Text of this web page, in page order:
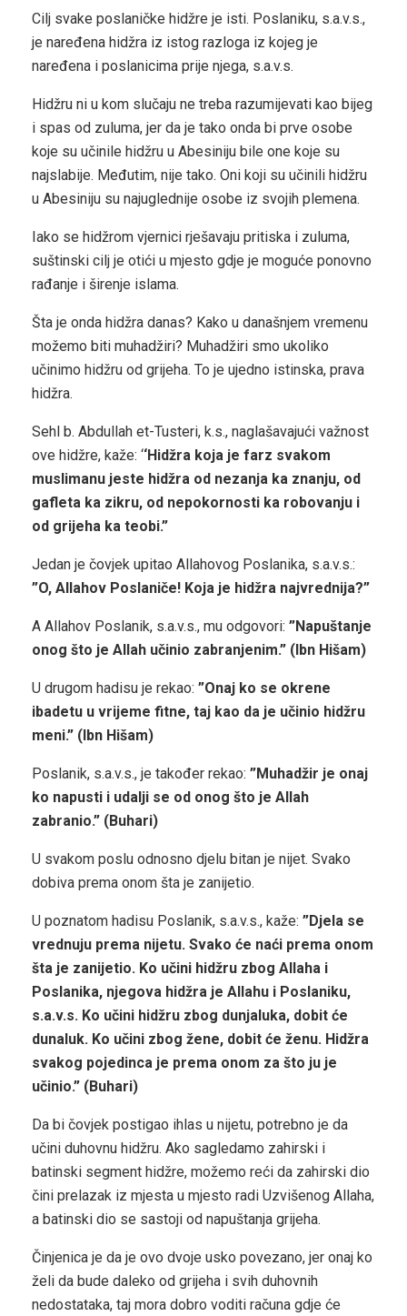
Cilj svake poslaničke hidžre je isti. Poslaniku, s.a.v.s.,
je naređena hidžra iz istog razloga iz kojeg je
naređena i poslanicima prije njega, s.a.v.s.
Hidžru ni u kom slučaju ne treba razumijevati kao bijeg
i spas od zuluma, jer da je tako onda bi prve osobe
koje su učinile hidžru u Abesiniju bile one koje su
najslabije. Međutim, nije tako. Oni koji su učinili hidžru
u Abesiniju su najuglednije osobe iz svojih plemena.
Iako se hidžrom vjernici rješavaju pritiska i zuluma,
suštinski cilj je otići u mjesto gdje je moguće ponovno
rađanje i širenje islama.
Šta je onda hidžra danas? Kako u današnjem vremenu
možemo biti muhadžiri? Muhadžiri smo ukoliko
učinimo hidžru od grijeha. To je ujedno istinska, prava
hidžra.
Sehl b. Abdullah et-Tusteri, k.s., naglašavajući važnost
ove hidžre, kaže: ‘‘Hidžra koja je farz svakom
muslimanu jeste hidžra od nezanja ka znanju, od
gafleta ka zikru, od nepokornosti ka robovanju i
od grijeha ka teobi.”
Jedan je čovjek upitao Allahovog Poslanika, s.a.v.s.:
”O, Allahov Poslaniče! Koja je hidžra najvrednija?”
A Allahov Poslanik, s.a.v.s., mu odgovori: ”Napuštanje
onog što je Allah učinio zabranjenim.” (Ibn Hišam)
U drugom hadisu je rekao: ”Onaj ko se okrene
ibadetu u vrijeme fitne, taj kao da je učinio hidžru
meni.” (Ibn Hišam)
Poslanik, s.a.v.s., je također rekao: ”Muhadžir je onaj
ko napusti i udalji se od onog što je Allah
zabranio.” (Buhari)
U svakom poslu odnosno djelu bitan je nijet. Svako
dobiva prema onom šta je zanijetio.
U poznatom hadisu Poslanik, s.a.v.s., kaže: ”Djela se
vrednuju prema nijetu. Svako će naći prema onom
šta je zanijetio. Ko učini hidžru zbog Allaha i
Poslanika, njegova hidžra je Allahu i Poslaniku,
s.a.v.s. Ko učini hidžru zbog dunjaluka, dobit će
dunaluk. Ko učini zbog žene, dobit će ženu. Hidžra
svakog pojedinca je prema onom za što ju je
učinio.” (Buhari)
Da bi čovjek postigao ihlas u nijetu, potrebno je da
učini duhovnu hidžru. Ako sagledamo zahirski i
batinski segment hidžre, možemo reći da zahirski dio
čini prelazak iz mjesta u mjesto radi Uzvišenog Allaha,
a batinski dio se sastoji od napuštanja grijeha.
Činjenica je da je ovo dvoje usko povezano, jer onaj ko
želi da bude daleko od grijeha i svih duhovnih
nedostataka, taj mora dobro voditi računa gdje će